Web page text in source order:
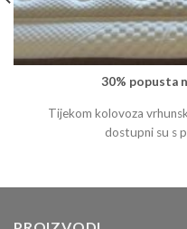
30% popusta
Tijekom kolovoza
dostupni su s